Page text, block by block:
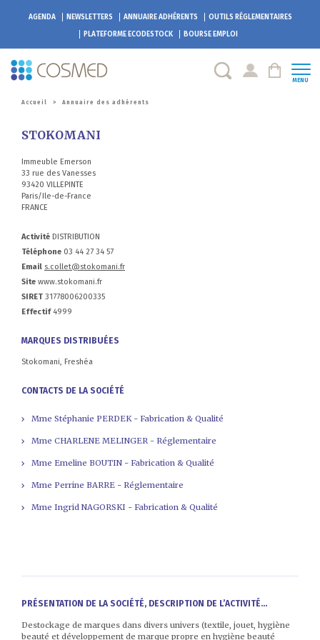
AGENDA NEWSLETTERS ANNUAIRE ADHÉRENTS
OUTILS RÉGLEMENTAIRES
PLATEFORMEECODESTOCK BOURSE EMPLOI
MENU
Accueil > Annuaire des adhérents
STOKOMANI
Immeuble Emerson
33 rue des Vanesses
93420 VILLEPINTE
Paris/Ile-de-France
FRANCE
Activité DISTRIBUTION
Téléphone 03 44 27 34 57
Email s.collet@stokomani.fr
Site www.stokomani.fr
SIRET 31778006200335
Effectif4999
MARQUES DISTRIBUÉES
Stokomani, Freshéa
CONTACTS DE LA SOCIÉTÉ
Mme Stéphanie PERDEK - Fabrication & Qualité
Mme CHARLENE MELINGER - Réglementaire
Mme Emeline BOUTIN - Fabrication & Qualité
Mme Perrine BARRE - Réglementaire
Mme Ingrid NAGORSKI - Fabrication & Qualité
PRÉSENTATION DE LA SOCIÉTÉ, DESCRIPTION DE L’ACTIVITÉ...
Destockage de marques dans divers univers (textile, jouet, hygiène
beauté et développement de marque propre en hygiène beauté